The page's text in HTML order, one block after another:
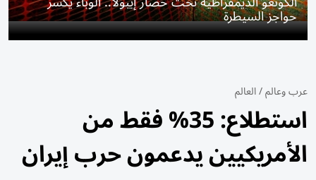
حواجز السيطرة
عرب وعالم/العالم
استطلاع: 35% فقط من
الأمريكيين يدعمون حرب إيران